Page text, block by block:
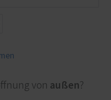
von außen?